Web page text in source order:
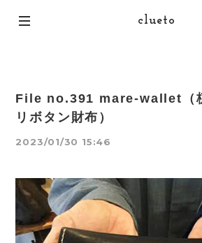
clueto
File no.391 mare-wallet（
リボタン財布）
2023/01/30 15:46